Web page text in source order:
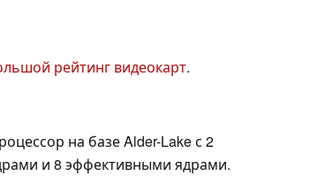
рейтинг видеокарт.
на базе Alder-Lake с 2
и 8 эффективными ядрами.